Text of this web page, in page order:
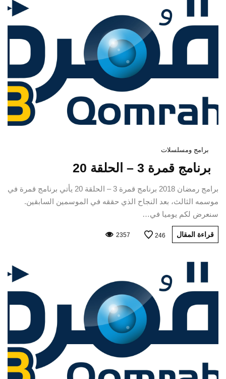
برامج ومسلسلات
برنامج قمرة 3 – الحلقة 20
برامج رمضان 2018 برنامج قمرة 3 – الحلقة 20 يأتي برنامج قمرة في
موسمه الثالث، بعد النجاح الذي حققه في الموسمين السابقين.
سنعرض لكم يوميا في…
قراءة المقال 246
2357